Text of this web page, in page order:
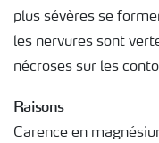
plus sévères se
les nervures sont
nécroses sur les
Raisons
Carence en